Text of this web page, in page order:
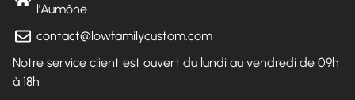
l'Aumône
contact@lowfamilycustom.com
Notre service client est ouvert du lundi au vendredi de 09h
à 18h